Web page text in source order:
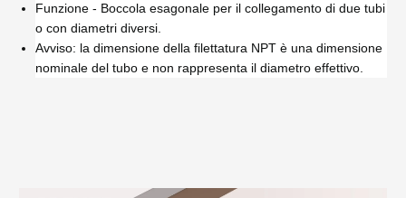
Funzione - Boccola esagonale per il collegamento di due tubi
o con diametri diversi.
Avviso: la dimensione della filettatura NPT è una dimensione
nominale del tubo e non rappresenta il diametro effettivo.